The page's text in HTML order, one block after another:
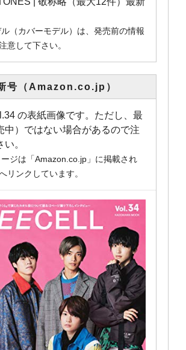
（カバーモデル）は、発売前の情報
意して下さい。
号（Amazon.co.jp）
の表紙画像です。ただし、最
中）ではない場合があるので注
。
ジは「Amazon.co.jp」に掲載され
リンクしています。